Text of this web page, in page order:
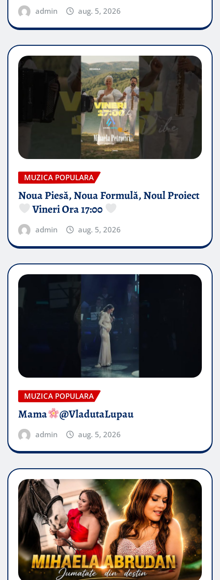
admin aug. 5, 2026
MUZICA POPULARA
Noua Piesă, Noua Formulă, Noul Proiect
Vineri Ora 17:00
admin aug. 5, 2026
MUZICA POPULARA
Mama @VladutaLupau
admin aug. 5, 2026